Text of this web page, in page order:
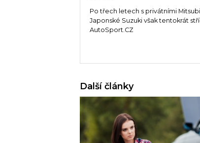
Po třech letech s privátními
Japonské Suzuki však tentokrát
AutoSport.CZ
Další články